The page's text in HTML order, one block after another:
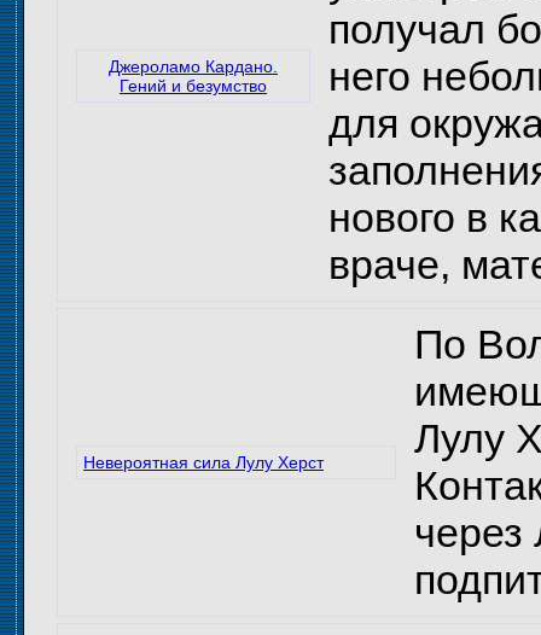
Джероламо Кардано.
Гений и безумство
получал
него
для
нового в
враче,
Невероятная сила Лулу Херст
По
Лулу
через